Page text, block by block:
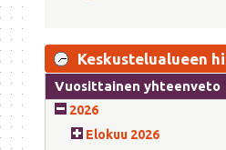
Keskustelualueen
Vuosittainen yhteenveto
2026
Elokuu 2026